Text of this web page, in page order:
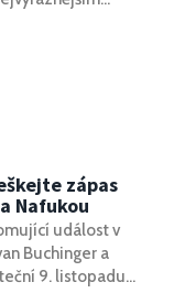
slabin
zápas
Nafukou
událost v
Buchinger a
9. listopadu